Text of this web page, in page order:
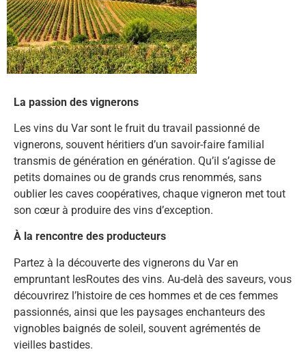
La passion des vignerons
Les vins du Var sont le fruit du travail passionné de
vignerons, souvent héritiers d’un savoir-faire familial
transmis de génération en génération. Qu’il s’agisse de
petits domaines ou de grands crus renommés, sans
oublier les caves coopératives, chaque vigneron met tout
son cœur à produire des vins d’exception.
À la rencontre des producteurs
Partez à la découverte des vignerons du Var en
empruntant lesRoutes des vins. Au-delà des saveurs, vous
découvrirez l’histoire de ces hommes et de ces femmes
passionnés, ainsi que les paysages enchanteurs des
vignobles baignés de soleil, souvent agrémentés de
vieilles bastides.